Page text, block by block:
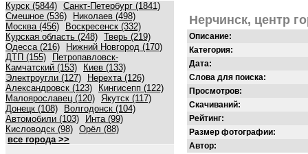
Курск (5844) Санкт-Петербург (1841)
Смешное (536)
Николаев (498)
Москва (456)
Воскресенск (332)
Курская область (248) Тверь (219)
Одесса (216)
Нижний Новгород (170)
ДТП (155)
Петропавловск-
Камчатский (153)
Киев (133)
Электроугли (127)
Нерехта (126)
Александровск (123)
Кингисепп (122)
Малоярославец (120) Якутск (117)
Донецк (108)
Волгодонск (104)
Автомобили (103)
Инта (99)
Кисловодск (98) Орёл (88)
все города >>
Нерчинск, центр
Описание:
Категория:
Дата:
Слова для поиска:
Просмотров:
Скачиваний:
Рейтинг:
Размер фотографии:
Автор: